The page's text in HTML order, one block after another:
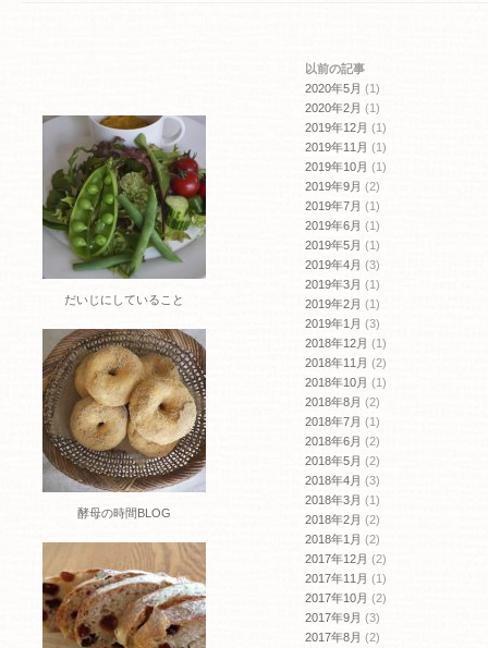
だいじにしていること
酵母の時間BLOG
以前の記事
2020年5月 (1)
2020年2月 (1)
2019年12月 (1)
2019年11月 (1)
2019年10月 (1)
2019年9月 (2)
2019年7月 (1)
2019年6月 (1)
2019年5月 (1)
2019年4月 (3)
2019年3月 (1)
2019年2月 (1)
2019年1月 (3)
2018年12月 (1)
2018年11月 (2)
2018年10月 (1)
2018年8月 (2)
2018年7月 (1)
2018年6月 (2)
2018年5月 (2)
2018年4月 (3)
2018年3月 (1)
2018年2月 (2)
2018年1月 (2)
2017年12月 (2)
2017年11月 (1)
2017年10月 (2)
2017年9月 (3)
2017年8月 (2)